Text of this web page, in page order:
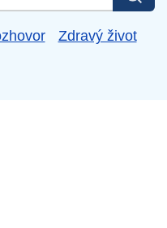
Zdravý život